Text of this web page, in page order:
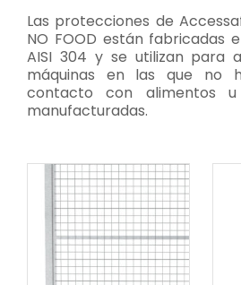
Las protecciones de
NO FOOD están fabricadas
AISI 304 y se utilizan para
máquinas en las que no
contacto con alimentos u
manufacturadas.